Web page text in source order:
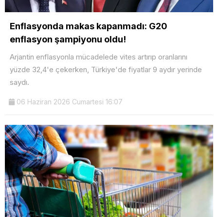
Enflasyonda makas kapanmadı: G20
enflasyon şampiyonu oldu!
Arjantin enflasyonla mücadelede vites artırıp oranlarını
yüzde 32,4'e çekerken, Türkiye'de fiyatlar 9 aydır yerinde
saydı.
06 Haziran 2026 Cumartesi 16:07